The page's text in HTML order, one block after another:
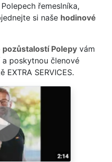
řemeslníka,
si naše hodinové
Polepy vám
poskytnou členové
SERVICES.